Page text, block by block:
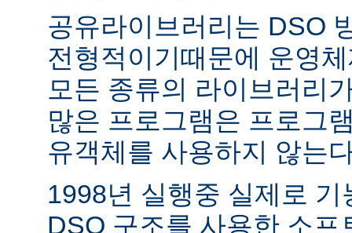
공유라이브러리는 DSO
전형적이기때문에 운영
모든 종류의 라이브러리
많은 프로그램은 프로그
유객체를 사용하지 않는
1998년 실행중 실제로
DSO 구조를 사용한 소